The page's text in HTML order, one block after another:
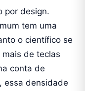
por design.
tem uma
o científico se
de teclas
conta de
essa densidade